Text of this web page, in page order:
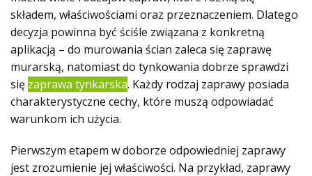
składem, właściwościami oraz przeznaczeniem. Dlatego
decyzja powinna być ściśle związana z konkretną
aplikacją – do murowania ścian zaleca się zaprawę
murarską, natomiast do tynkowania dobrze sprawdzi
się zaprawa tynkarska. Każdy rodzaj zaprawy posiada
charakterystyczne cechy, które muszą odpowiadać
warunkom ich użycia.
Pierwszym etapem w doborze odpowiedniej zaprawy
jest zrozumienie jej właściwości. Na przykład, zaprawy